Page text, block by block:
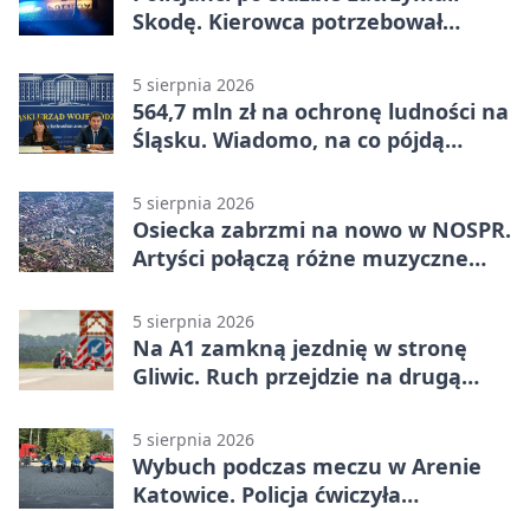
Skodę. Kierowca potrzebował
5 sierpnia 2026
564,7 mln zł na ochronę ludności na
Śląsku. Wiadomo, na co pójdą
5 sierpnia 2026
Osiecka zabrzmi na nowo w NOSPR.
Artyści połączą różne muzyczne
5 sierpnia 2026
Na A1 zamkną jezdnię w stronę
Gliwic. Ruch przejdzie na drugą
5 sierpnia 2026
Wybuch podczas meczu w Arenie
Katowice. Policja ćwiczyła